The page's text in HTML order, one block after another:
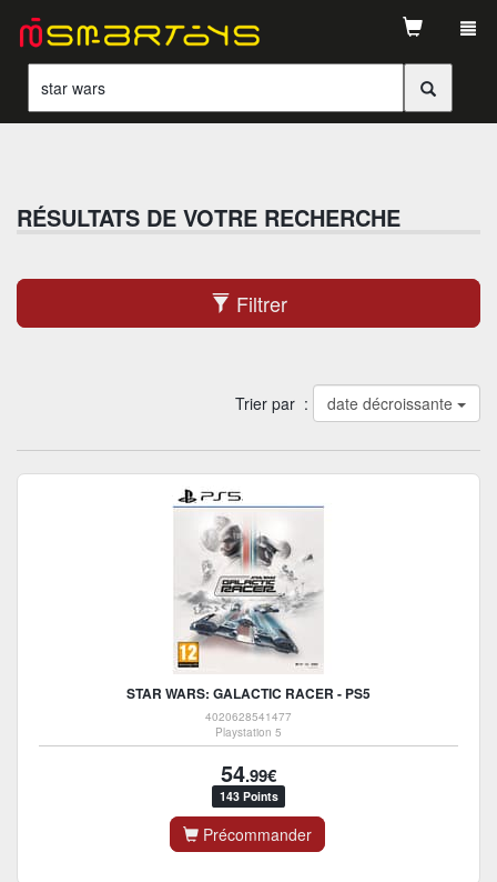
RÉSULTATS DE VOTRE RECHERCHE
Filtrer
Trier par : date décroissante
STAR WARS: GALACTIC RACER - PS5
4020628541477
Playstation 5
54.99€
143 Points
Précommander